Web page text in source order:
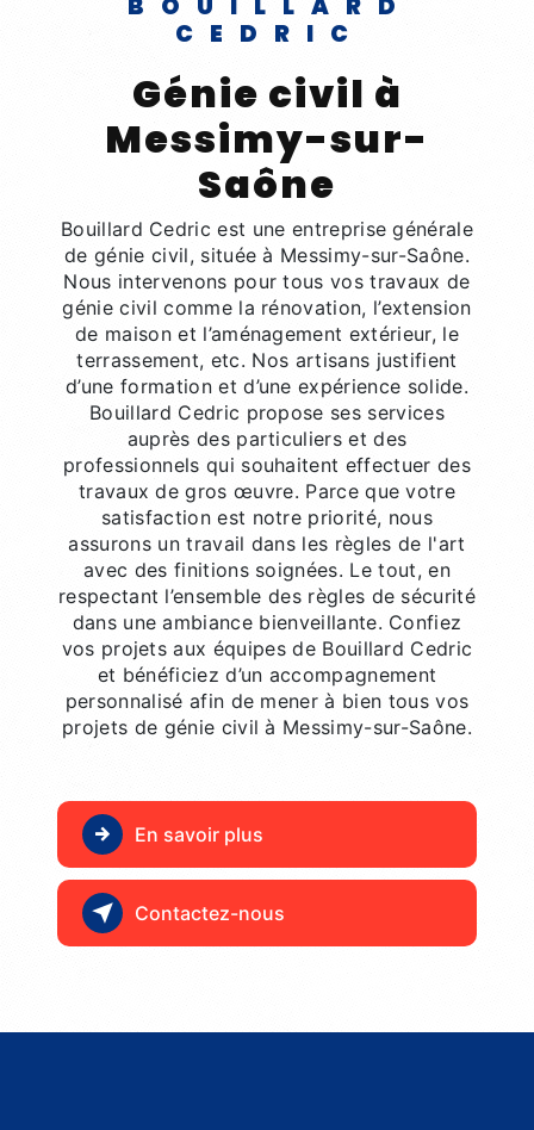
BOUILLARD
CEDRIC
génie civil à
Messimy-sur-
Saône
Bouillard Cedric est une entreprise générale
de génie civil, située à Messimy-sur-Saône.
Nous intervenons pour tous vos travaux de
génie civil comme la rénovation, l’extension
de maison et l’aménagement extérieur, le
terrassement, etc. Nos artisans justifient
d’une formation et d’une expérience solide.
Bouillard Cedric propose ses services
auprès des particuliers et des
professionnels qui souhaitent effectuer des
travaux de gros œuvre. Parce que votre
satisfaction est notre priorité, nous
assurons un travail dans les règles de l'art
avec des finitions soignées. Le tout, en
respectant l’ensemble des règles de sécurité
dans une ambiance bienveillante. Confiez
vos projets aux équipes de Bouillard Cedric
et bénéficiez d’un accompagnement
personnalisé afin de mener à bien tous vos
projets de génie civil à Messimy-sur-Saône.
En savoir plus
Contactez-nous